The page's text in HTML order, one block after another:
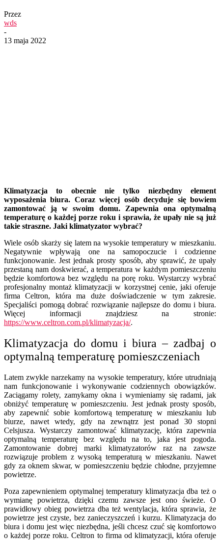
Przez
wds
-
13 maja 2022
Klimatyzacja to obecnie nie tylko niezbędny element
wyposażenia biura. Coraz więcej osób decyduje się bowiem
zamontować ją w swoim domu. Zapewnia ona optymalną
temperaturę o każdej porze roku i sprawia, że upały nie są już
takie straszne. Jaki klimatyzator wybrać?
Wiele osób skarży się latem na wysokie temperatury w mieszkaniu.
Negatywnie wpływają one na samopoczucie i codzienne
funkcjonowanie. Jest jednak prosty sposób, aby sprawić, że upały
przestaną nam doskwierać, a temperatura w każdym pomieszczeniu
będzie komfortowa bez względu na porę roku. Wystarczy wybrać
profesjonalny montaż klimatyzacji w korzystnej cenie, jaki oferuje
firma Celtron, która ma duże doświadczenie w tym zakresie.
Specjaliści pomogą dobrać rozwiązanie najlepsze do domu i biura.
Więcej informacji znajdziesz na stronie:
https://www.celtron.com.pl/klimatyzacja/.
Klimatyzacja do domu i biura – zadbaj o
optymalną temperaturę pomieszczeniach
Latem zwykle narzekamy na wysokie temperatury, które utrudniają
nam funkcjonowanie i wykonywanie codziennych obowiązków.
Zaciągamy rolety, zamykamy okna i wymieniamy się radami, jak
obniżyć temperaturę w pomieszczeniu. Jest jednak prosty sposób,
aby zapewnić sobie komfortową temperaturę w mieszkaniu lub
biurze, nawet wtedy, gdy na zewnątrz jest ponad 30 stopni
Celsjusza. Wystarczy zamontować klimatyzację, która zapewnia
optymalną temperaturę bez względu na to, jaka jest pogoda.
Zamontowanie dobrej marki klimatyzatorów raz na zawsze
rozwiązuje problem z wysoką temperaturą w mieszkaniu. Nawet
gdy za oknem skwar, w pomieszczeniu będzie chłodne, przyjemne
powietrze.
Poza zapewnieniem optymalnej temperatury klimatyzacja dba też o
wymianę powietrza, dzięki czemu zawsze jest ono świeże. O
prawidłowy obieg powietrza dba też wentylacja, która sprawia, że
powietrze jest czyste, bez zanieczyszczeń i kurzu. Klimatyzacja do
biura i domu jest więc niezbędna, jeśli chcesz czuć się komfortowo
o każdej porze roku. Celtron to firma od klimatyzacji, która oferuje